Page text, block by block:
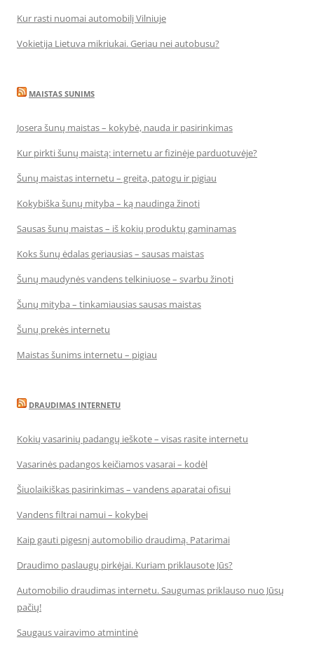
Kur rasti nuomai automobilį Vilniuje
Vokietija Lietuva mikriukai. Geriau nei autobusu?
MAISTAS SUNIMS
Josera šunų maistas – kokybė, nauda ir pasirinkimas
Kur pirkti šunų maistą: internetu ar fizinėje parduotuvėje?
Šunų maistas internetu – greita, patogu ir pigiau
Kokybiška šunų mityba – ką naudinga žinoti
Sausas šunų maistas – iš kokių produktų gaminamas
Koks šunų ėdalas geriausias – sausas maistas
Šunų maudynės vandens telkiniuose – svarbu žinoti
Šunų mityba – tinkamiausias sausas maistas
Šunų prekės internetu
Maistas šunims internetu – pigiau
DRAUDIMAS INTERNETU
Kokių vasarinių padangų ieškote – visas rasite internetu
Vasarinės padangos keičiamos vasarai – kodėl
Šiuolaikiškas pasirinkimas – vandens aparatai ofisui
Vandens filtrai namui – kokybei
Kaip gauti pigesnį automobilio draudimą. Patarimai
Draudimo paslaugų pirkėjai. Kuriam priklausote Jūs?
Automobilio draudimas internetu. Saugumas priklauso nuo Jūsų
pačių!
Saugaus vairavimo atmintinė